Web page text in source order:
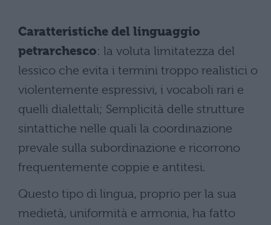
Caratteristiche del linguaggio
petrarchesco: la voluta limitatezza del
lessico che evita i termini troppo realistici o
violentemente espressivi, i vocaboli rari e
quelli dialettali; Semplicità delle strutture
sintattiche nelle quali la coordinazione
prevale sulla subordinazione e ricorrono
frequentemente coppie e antitesi.
Questo tipo di lingua, proprio per la sua
medietà, uniformità e armonia, ha fatto